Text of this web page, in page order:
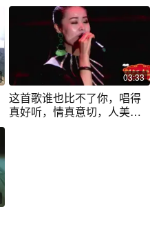
03:33
这首歌谁也比不了你，唱得
真好听，情真意切，人美歌